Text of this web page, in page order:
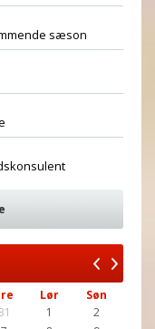
sæson
Lør
Søn
1
2